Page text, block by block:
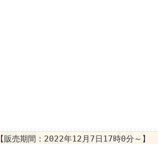
【販売期間： 2022年12月7日17時0分 ～】